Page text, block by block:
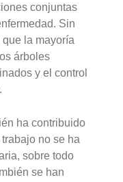
conjuntas
Sin
la mayoría
árboles
y el control
ha contribuido
no se ha
sobre todo
se han